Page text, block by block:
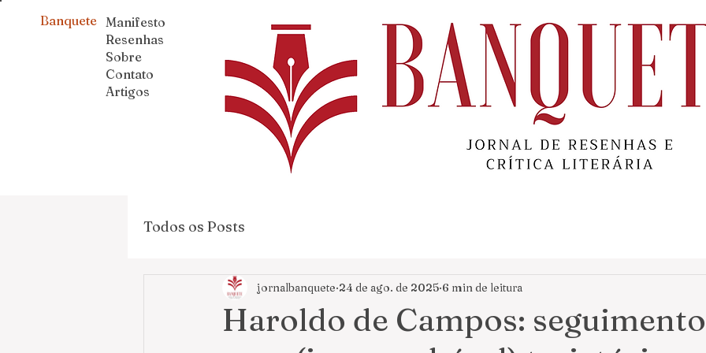
Banquete Manifesto
Resenhas
Sobre
Contato
Artigos
Todos os Posts
Haroldo de Campos:
jornalbanquete 24 de ago. de 2025 6 min de leitura